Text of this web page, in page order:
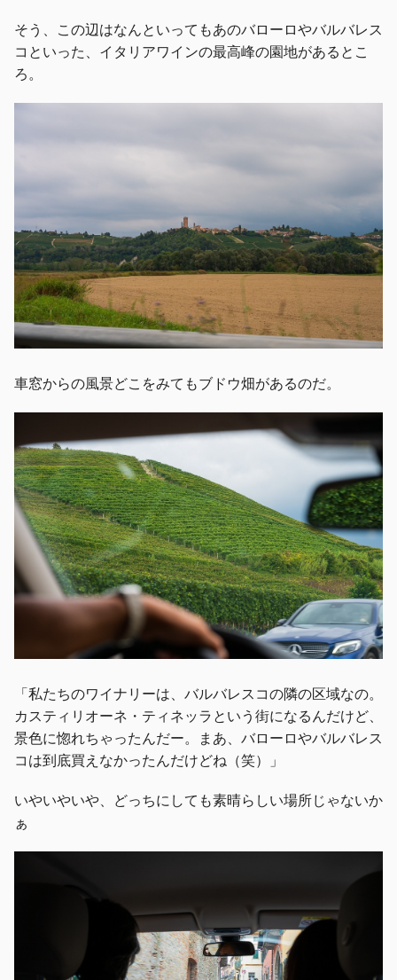
そう、この辺はなんといってもあのバローロやバルバレス
コといった、イタリアワインの最高峰の園地があるとこ
ろ。
車窓からの風景どこをみてもブドウ畑があるのだ。
「私たちのワイナリーは、バルバレスコの隣の区域なの。
カスティリオーネ・ティネッラという街になるんだけど、
景色に惚れちゃったんだー。まあ、バローロやバルバレス
コは到底買えなかったんだけどね（笑）」
いやいやいや、どっちにしても素晴らしい場所じゃないか
ぁ